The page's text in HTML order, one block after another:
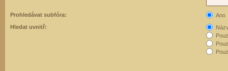
Prohledávat subfóra:
Ano
Hledat uvnitř: